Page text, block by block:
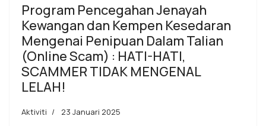
Program Pencegahan Jenayah
Kewangan dan Kempen Kesedaran
Mengenai Penipuan Dalam Talian
(Online Scam) : HATI-HATI,
SCAMMER TIDAK MENGENAL
LELAH!
Aktiviti 23 Januari 2025